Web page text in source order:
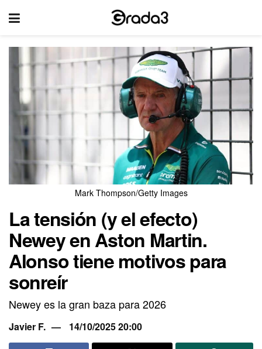
Mark Thompson/Getty Images
La tensión (y el efecto)
Newey en Aston Martin.
Alonso tiene motivos para
sonreír
Newey es la gran baza para 2026
Javier F. 14/10/2025 20:00